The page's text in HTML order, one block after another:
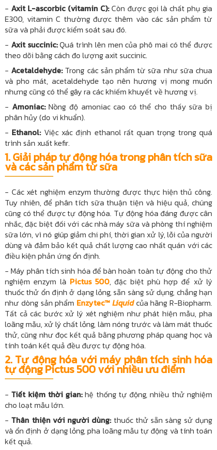
- Axit L-ascorbic (vitamin C):Còn được gọi là chất phụ gia
E300, vitamin C thường được thêm vào các sản phẩm từ
sữa và phải được kiểm soát sau đó.
- Axit succinic:Quá trình lên men của phô mai có thể được
theo dõi bằng cách đo lượng axit succinic.
- Acetaldehyde:Trong các sản phẩm từ sữa như sữa chua
và pho mát, acetaldehyde tạo nên hương vị mong muốn
nhưng cũng có thể gây ra các khiếm khuyết về hương vị.
- Amoniac:Nồng độ amoniac cao có thể cho thấy sữa bị
phân hủy (do vi khuẩn).
- Ethanol:Việc xác định ethanol rất quan trọng trong quá
trình sản xuất kefir.
1. Giải pháp tự động hóa trong phân tích sữa
và các sản phẩm từ sữa
- Các xét nghiệm enzym thường được thực hiện thủ công.
Tuy nhiên, để phân tích sữa thuận tiện và hiệu quả, chúng
cũng có thể được tự động hóa. Tự động hóa đáng được cân
nhắc, đặc biệt đối với các nhà máy sữa và phòng thí nghiệm
sữa lớn, vì nó giúp giảm chi phí, thời gian xử lý, lỗi của người
dùng và đảm bảo kết quả chất lượng cao nhất quán với các
điều kiện phản ứng ổn định.
- Máy phân tích sinh hóa để bàn hoàn toàn tự động cho thử
nghiệm enzym là Pictus 500, đặc biệt phù hợp để xử lý
thuốc thử ổn định ở dạng lỏng, sẵn sàng sử dụng, chẳng hạn
như dòng sản phẩm Enzytec™ Liquidcủa hãng R-Biopharm.
Tất cả các bước xử lý xét nghiệm như phát hiện mẫu, pha
loãng mẫu, xử lý chất lỏng, làm nóng trước và làm mát thuốc
thử, cũng như đọc kết quả bằng phương pháp quang học và
tính toán kết quả đều được tự động hóa.
2. Tự động hóa với máy phân tích sinh hóa
tự động Pictus 500 với nhiều ưu điểm
- Tiết kiệm thời gian:hệ thống tự động, nhiều thử nghiệm
cho loạt mẫu lớn.
- Thân thiện với người dùng:thuốc thử sẵn sàng sử dụng
và ổn định ở dạng lỏng, pha loãng mẫu tự động và tính toán
kết quả.